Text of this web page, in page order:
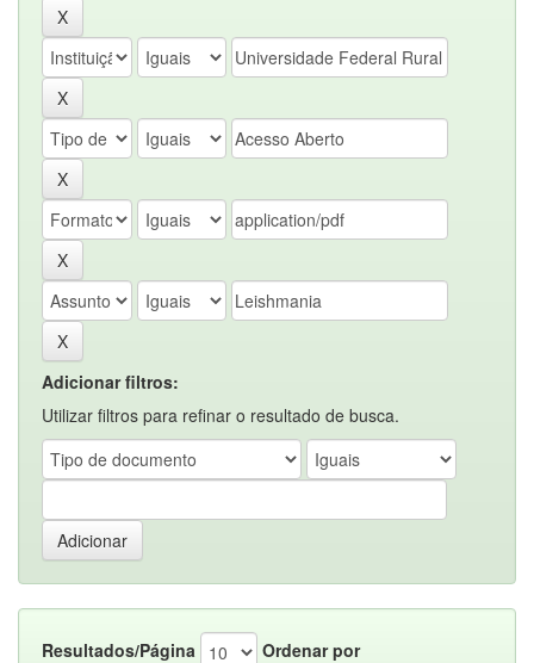
Adicionar filtros:
Utilizar filtros para refinar o resultado de busca.
Resultados/Página
Ordenar por